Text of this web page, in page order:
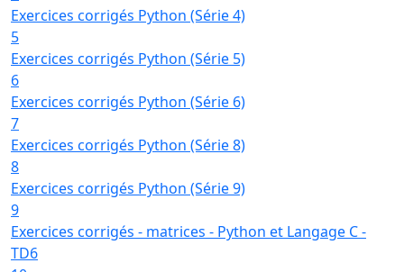
Exercices corrigés Python (Série 4)
5
Exercices corrigés Python (Série 5)
6
Exercices corrigés Python (Série 6)
7
Exercices corrigés Python (Série 8)
8
Exercices corrigés Python (Série 9)
9
Exercices corrigés - matrices - Python et Langage C -
TD6